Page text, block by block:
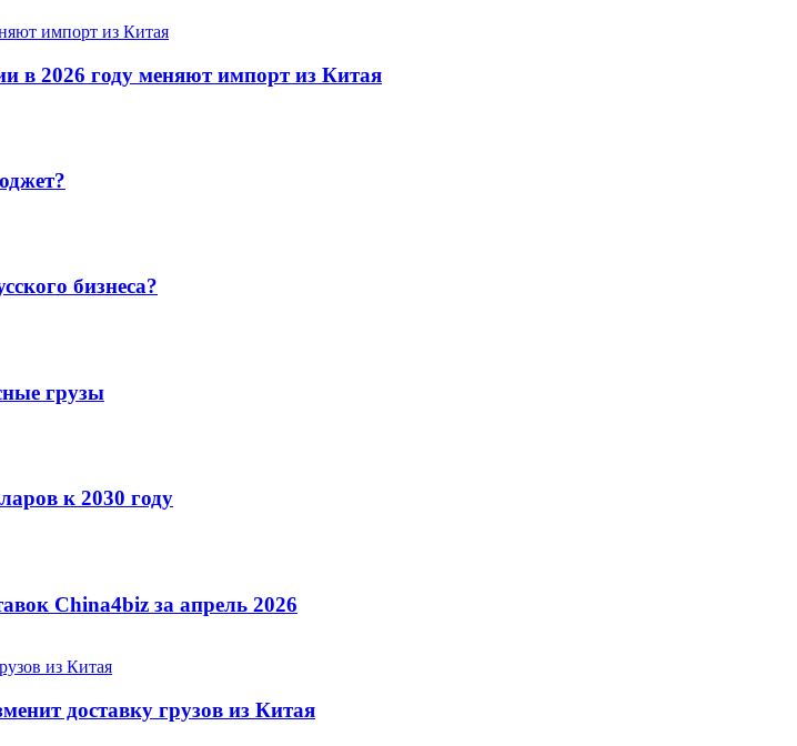
в 2026 году меняют импорт из Китая
бизнеса?
грузы
к 2030 году
China4biz за апрель 2026
доставку грузов из Китая